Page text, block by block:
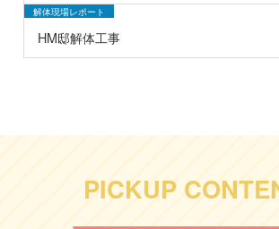
解体現場レポート
HM邸解体工事
PICKUP